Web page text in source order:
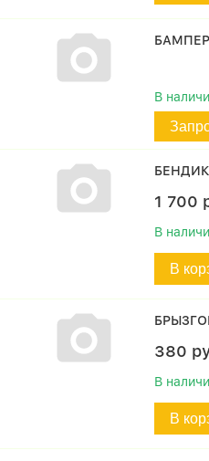
В
1 700
В
В
380
В
В